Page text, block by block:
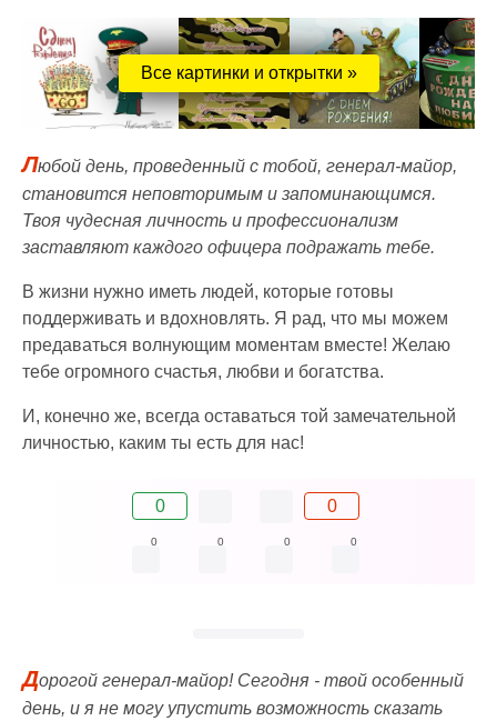
Все картинки и открытки »
Любой день, проведенный с тобой, генерал-майор,
становится неповторимым и запоминающимся.
Твоя чудесная личность и профессионализм
заставляют каждого офицера подражать тебе.
В жизни нужно иметь людей, которые готовы
поддерживать и вдохновлять. Я рад, что мы можем
предаваться волнующим моментам вместе! Желаю
тебе огромного счастья, любви и богатства.
И, конечно же, всегда оставаться той замечательной
личностью, каким ты есть для нас!
0 0
0 0 0 0
Дорогой генерал-майор! Сегодня - твой особенный
день, и я не могу упустить возможность сказать